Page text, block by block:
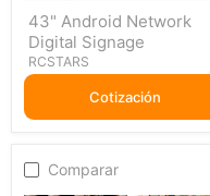
Android
Network
Digital
Signage
43" Android Network
Digital Signage
RCSTARS
Cotización
Comparar